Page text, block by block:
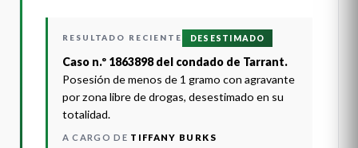
RESULTADO RECIENTE DESESTIMADO
Caso n.º 1863898 del condado de Tarrant.
Posesión de menos de 1 gramo con agravante
por zona libre de drogas, desestimado en su
totalidad.
A CARGO DE TIFFANY BURKS